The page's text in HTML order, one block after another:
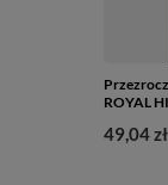
ROYAL
49,04 zł